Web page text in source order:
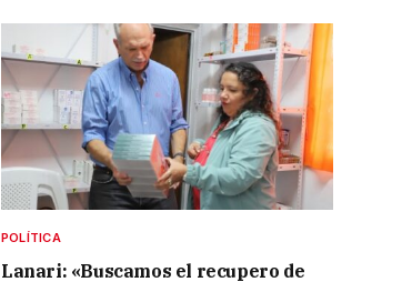
POLÍTICA
Lanari: «Buscamos el recupero de